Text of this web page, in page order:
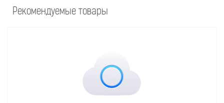
Рекомендуемые товары